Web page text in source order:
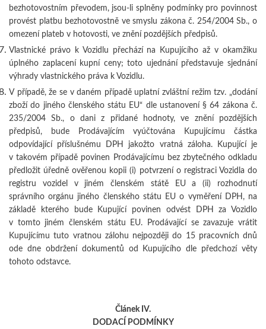
bezhotovostním převodem, jsou-li splněny podmínky pro povinnost
provést platbu bezhotovostně ve smyslu zákona č. 254/2004 Sb., o
omezení plateb v hotovosti, ve znění pozdějších předpisů.
Vlastnické právo k Vozidlu přechází na Kupujícího až v okamžiku
úplného zaplacení kupní ceny; toto ujednání představuje sjednání
výhrady vlastnického práva k Vozidlu.
V případě, že se v daném případě uplatní zvláštní režim tzv. „dodání
zboží do jiného členského státu EU“ dle ustanovení § 64 zákona č.
235/2004 Sb., o dani z přidané hodnoty, ve znění pozdějších
předpisů, bude Prodávajícím vyúčtována Kupujícímu částka
odpovídající příslušnému DPH jakožto vratná záloha. Kupující je
v takovém případě povinen Prodávajícímu bez zbytečného odkladu
předložit úředně ověřenou kopii (i) potvrzení o registraci Vozidla do
registru vozidel v jiném členském státě EU a (ii) rozhodnutí
správního orgánu jiného členského státu EU o vyměření DPH, na
základě kterého bude Kupující povinen odvést DPH za Vozidlo
v tomto jiném členském státu EU. Prodávající se zavazuje vrátit
Kupujícímu tuto vratnou zálohu nejpozději do 15 pracovních dnů
ode dne obdržení dokumentů od Kupujícího dle předchozí věty
tohoto odstavce.
Článek IV.
DODACÍ PODMÍNKY